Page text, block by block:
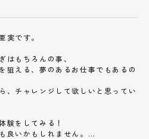
実です。
はもちろんの事、
狙える、夢のあるお仕事でもあるの
、チャレンジして欲しいと思ってい
験をしてみる！
良いかもしれません。